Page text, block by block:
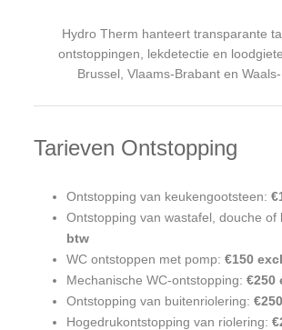
Hydro Therm hanteert transparante
ontstoppingen, lekdetectie en
Brussel, Vlaams-Brabant en Waals-
Tarieven Ontstopping
Ontstopping van keukengootsteen:
Ontstopping van wastafel, douche
btw
WC ontstoppen met pomp:€150
Mechanische WC-ontstopping:€250
Ontstopping van buitenriolering:
Hogedrukontstopping van riolering: